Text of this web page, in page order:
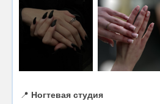
📍 Ногтевая студия